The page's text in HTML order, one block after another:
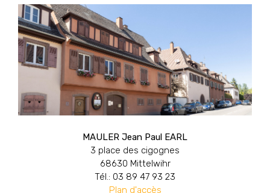
MAULER Jean Paul EARL
3 place des cigognes
68630 Mittelwihr
Tél.: 03 89 47 93 23
Plan d'accès